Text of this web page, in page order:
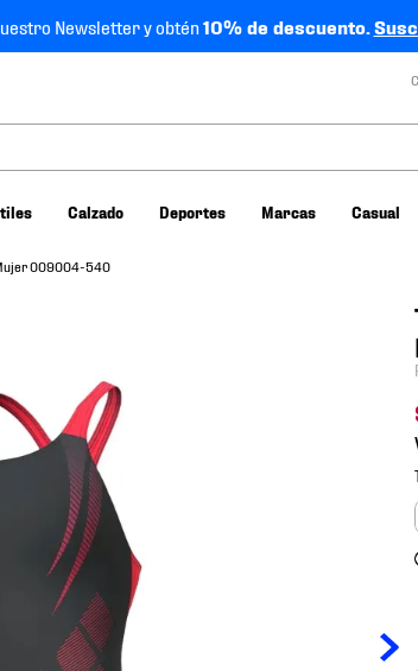
Newsletter y obtén10% de descuento.
Calzado Deportes Marcas Casual
009004-540